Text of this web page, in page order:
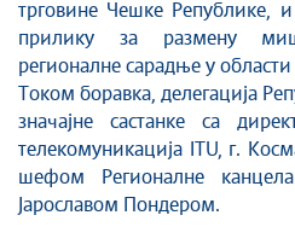
трговине Чешке Републике, и
прилику за размену
регионалне сарадње у области
Током боравка, делегација
значајне састанке са
телекомуникација ITU, г.
шефом Регионалне
Јарославом Пондером.